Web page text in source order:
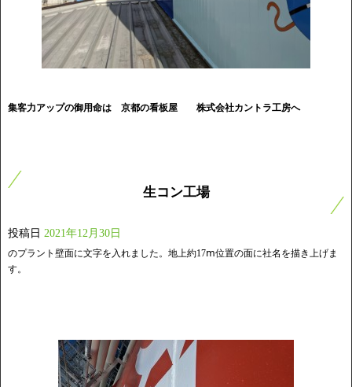
集客力アップの御用命は 京都の看板屋 株式会社カントラ工房へ
生コン工場
投稿日 2021年12月30日
のプラント壁面に文字を入れました。地上約17ⅿ位置の面に社名を描き上げま
す。